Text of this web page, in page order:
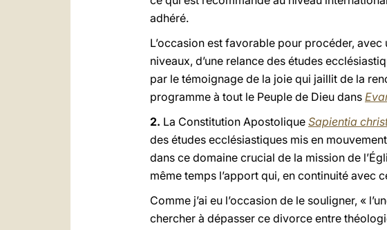
adhéré.
L’occasion est favorable pour procéder,
niveaux, d’une relance des études
par le témoignage de la joie qui jaillit de la
programme à tout le Peuple de Dieu dans
2. La Constitution Apostolique Sapientia
des études ecclésiastiques mis en
dans ce domaine crucial de la mission de
même temps l’apport qui, en continuité avec
Comme j’ai eu l’occasion de le souligner, «
chercher à dépasser ce divorce entre